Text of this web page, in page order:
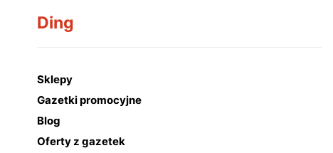
Ding
Sklepy
Gazetki promocyjne
Blog
Oferty z gazetek